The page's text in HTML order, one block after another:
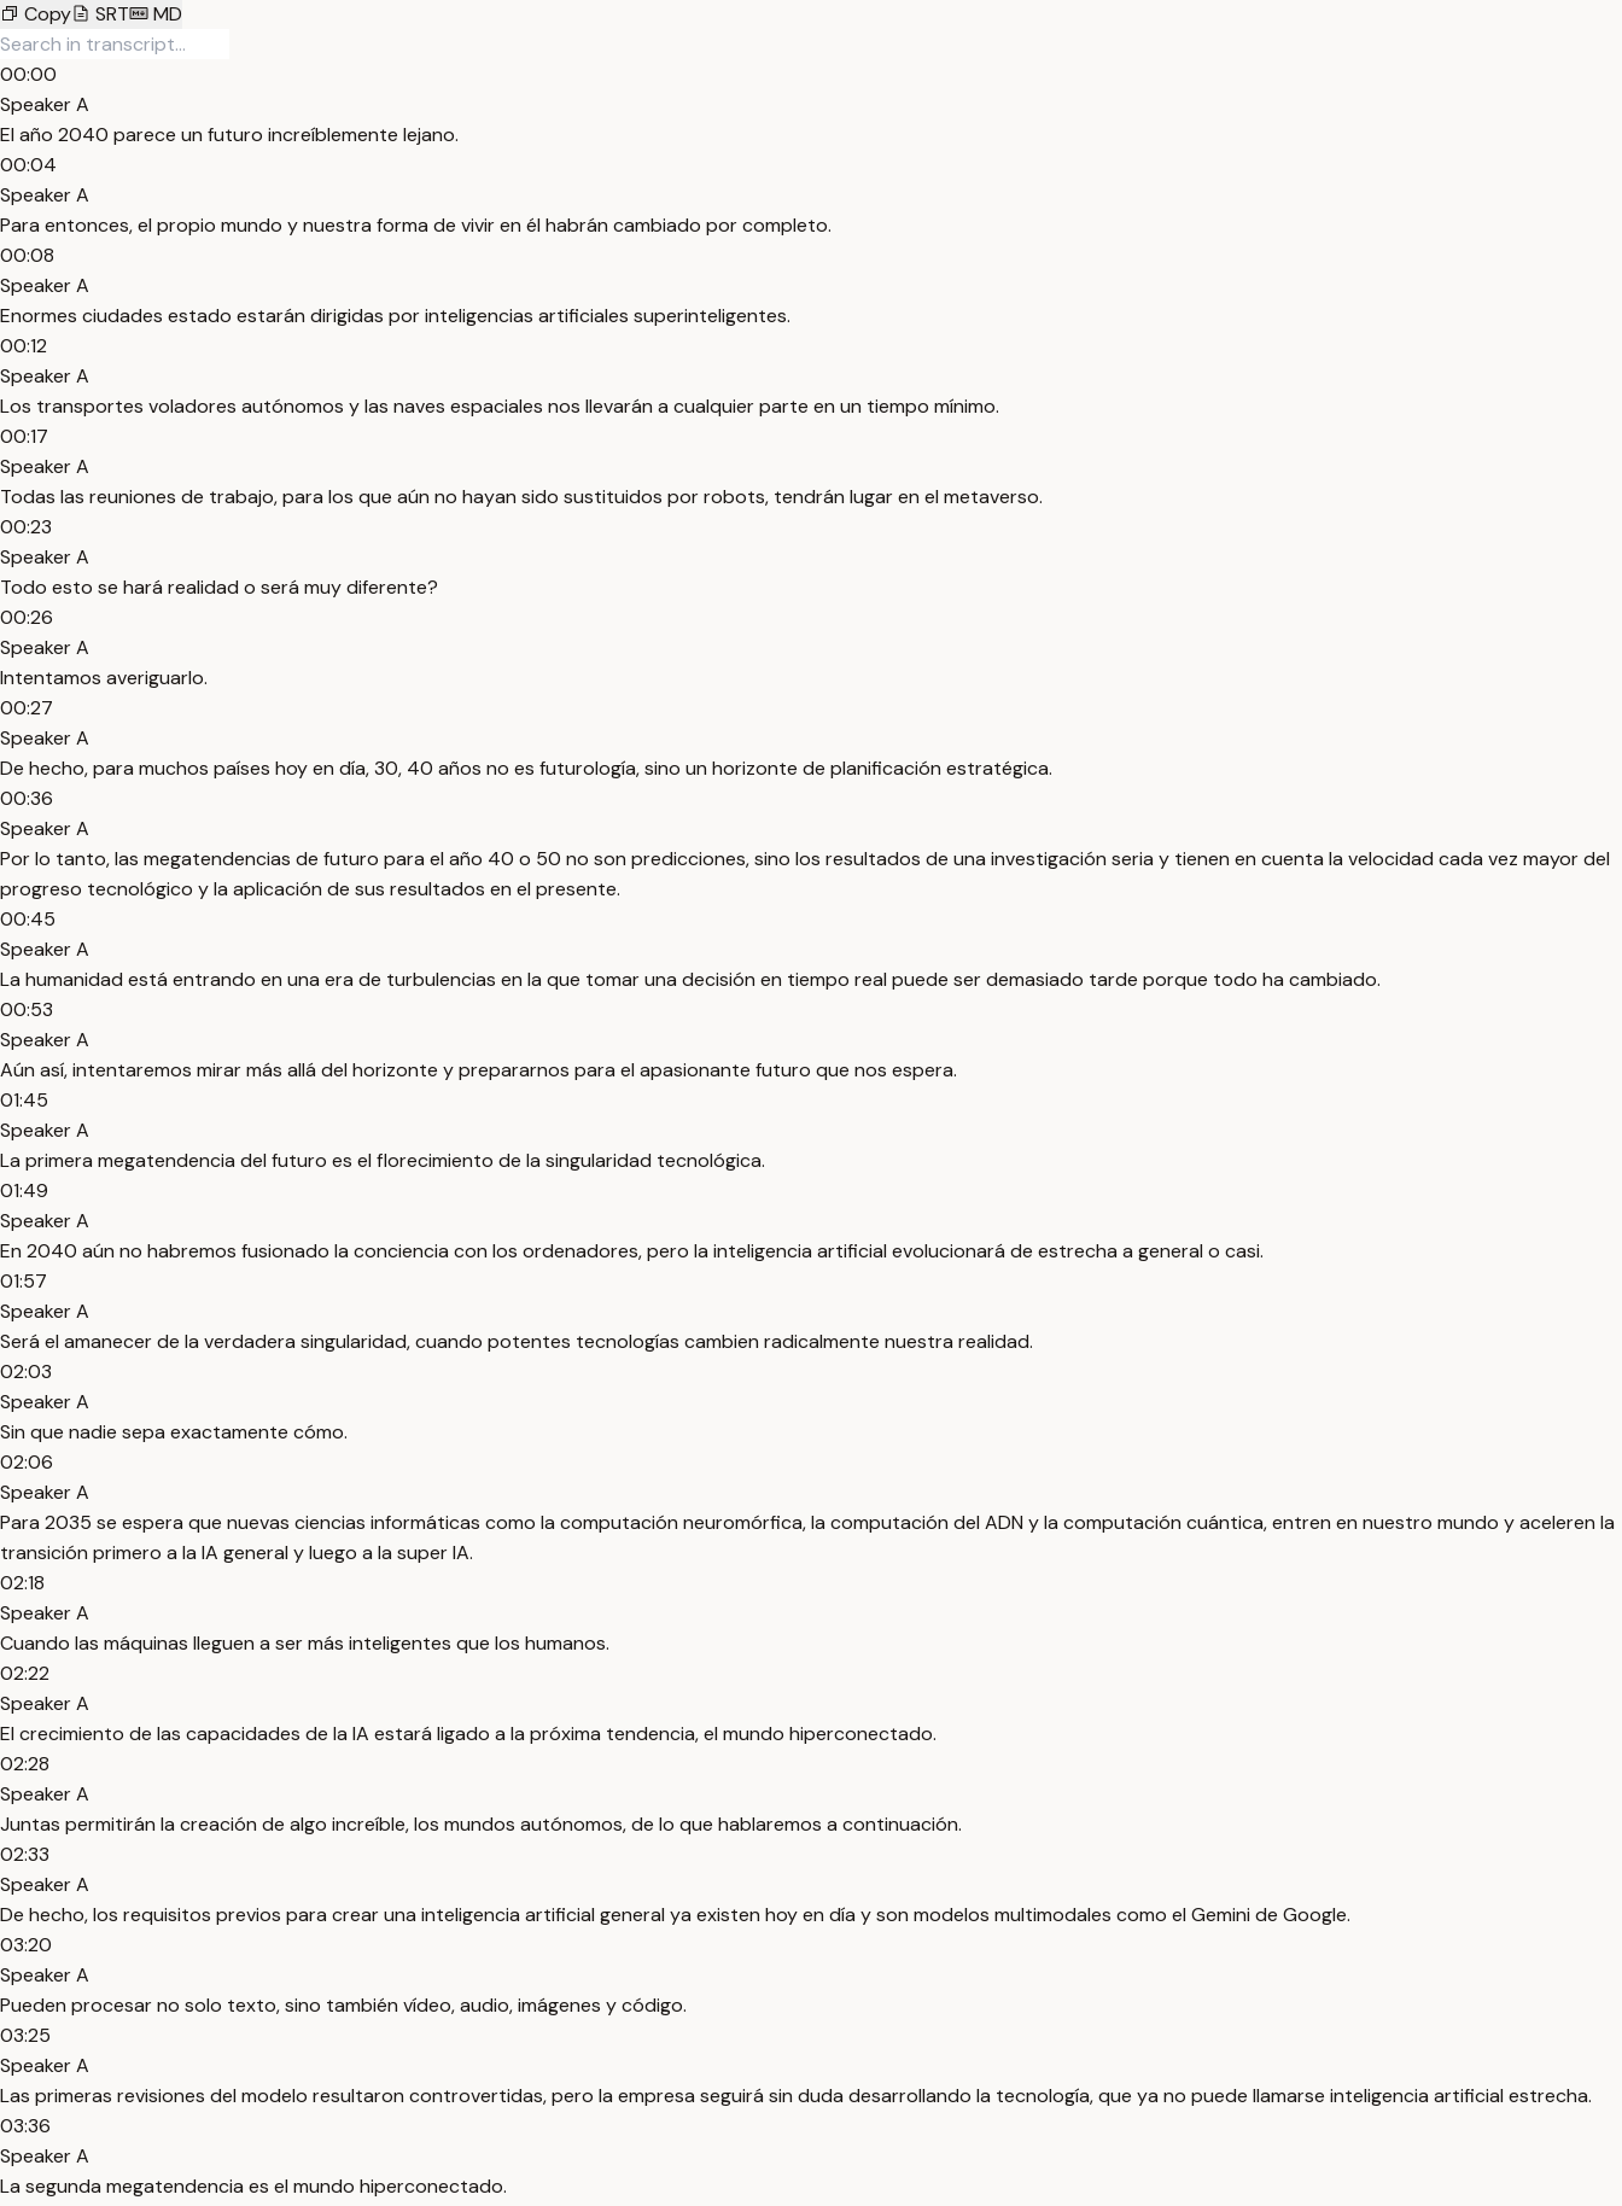
Copy
SRT MD
00:00
Speaker A
El año 2040 parece un futuro increíblemente lejano.
00:04
Speaker A
Para entonces, el propio mundo y nuestra forma de vivir en él habrán cambiado por completo.
00:08
Speaker A
Enormes ciudades estado estarán dirigidas por inteligencias artificiales superinteligentes.
00:12
Speaker A
Los transportes voladores autónomos y las naves espaciales nos llevarán a cualquier parte en un tiempo mínimo.
00:17
Speaker A
Todas las reuniones de trabajo, para los que aún no hayan sido sustituidos por robots, tendrán lugar en el metaverso.
00:23
Speaker A
Todo esto se hará realidad o será muy diferente?
00:26
Speaker A
Intentamos averiguarlo.
00:27
Speaker A
De hecho, para muchos países hoy en día, 30, 40 años no es futurología, sino un horizonte de planificación estratégica.
00:36
Speaker A
Por lo tanto, las megatendencias de futuro para el año 40 o 50 no son predicciones, sino los resultados de una investigación seria y tienen en cuenta la velocidad cada vez mayor del
progreso tecnológico y la aplicación de sus resultados en el presente.
00:45
Speaker A
La humanidad está entrando en una era de turbulencias en la que tomar una decisión en tiempo real puede ser demasiado tarde porque todo ha cambiado.
00:53
Speaker A
Aún así, intentaremos mirar más allá del horizonte y prepararnos para el apasionante futuro que nos espera.
01:45
Speaker A
La primera megatendencia del futuro es el florecimiento de la singularidad tecnológica.
01:49
Speaker A
En 2040 aún no habremos fusionado la conciencia con los ordenadores, pero la inteligencia artificial evolucionará de estrecha a general o casi.
01:57
Speaker A
Será el amanecer de la verdadera singularidad, cuando potentes tecnologías cambien radicalmente nuestra realidad.
02:03
Speaker A
Sin que nadie sepa exactamente cómo.
02:06
Speaker A
Para 2035 se espera que nuevas ciencias informáticas como la computación neuromórfica, la computación del ADN y la computación cuántica, entren en nuestro mundo y aceleren la
transición primero a la IA general y luego a la super IA.
02:18
Speaker A
Cuando las máquinas lleguen a ser más inteligentes que los humanos.
02:22
Speaker A
El crecimiento de las capacidades de la IA estará ligado a la próxima tendencia, el mundo hiperconectado.
02:28
Speaker A
Juntas permitirán la creación de algo increíble, los mundos autónomos, de lo que hablaremos a continuación.
02:33
Speaker A
De hecho, los requisitos previos para crear una inteligencia artificial general ya existen hoy en día y son modelos multimodales como el Gemini de Google.
03:20
Speaker A
Pueden procesar no solo texto, sino también vídeo, audio, imágenes y código.
03:25
Speaker A
Las primeras revisiones del modelo resultaron controvertidas, pero la empresa seguirá sin duda desarrollando la tecnología, que ya no puede llamarse inteligencia artificial estrecha.
03:36
Speaker A
La segunda megatendencia es el mundo hiperconectado.